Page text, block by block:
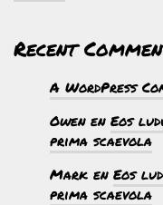
Recent
A WordPress
Owenen Eos
prima scaevola
Mark en Eos
prima scaevola